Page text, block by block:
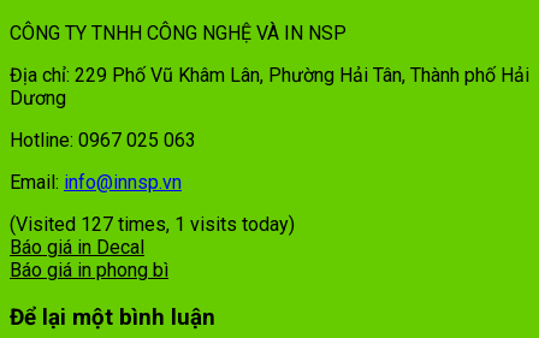
CÔNG TY TNHH CÔNG NGHỆ VÀ IN NSP
Địa chỉ: 229 Phố Vũ Khâm Lân, Phường Hải Tân, Thành phố Hải
Dương
Hotline: 0967 025 063
Email: info@innsp.vn
(Visited 127 times, 1 visits today)
Báo giá in Decal
Báo giá in phong bì
Để lại một bình luận